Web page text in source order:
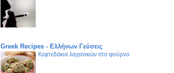
Greek Recipes - Ελλήνων Γεύσεις
Κεφτεδάκια λαχανικών στο φούρνο